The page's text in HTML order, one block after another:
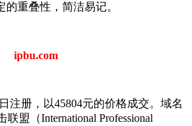
重叠性，简洁易记。
ipbu.com
注册，以45804元的价格成交。域名
盟（International Professional